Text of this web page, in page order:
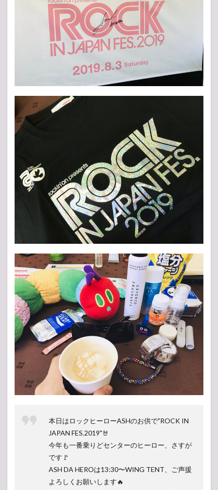
本日はロックヒーローASHのお供で"ROCK IN
JAPAN FES.2019"🤘
今年も一番乗りどセンターのヒーロー、さすが
です🚩
ASH DA HEROは13:30〜WING TENT、ご声援
よろしくお願いします🔥